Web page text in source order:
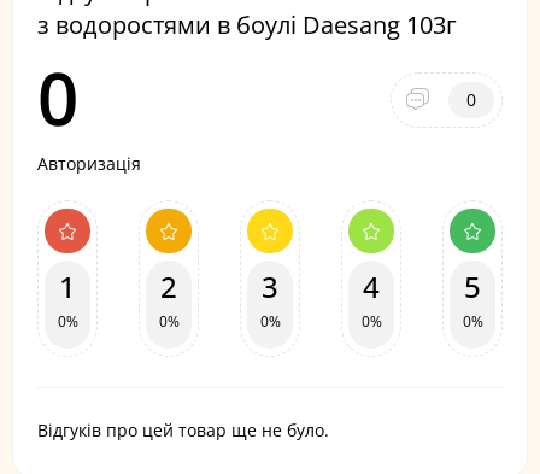
з водоростями в боулі Daesang 103г
0 0
Авторизація
1
0%
2
0%
3
0%
4
0%
5
0%
Відгуків про цей товар ще не було.